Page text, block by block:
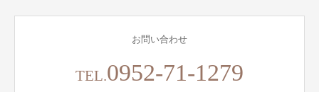
お問い合わせ
TEL.0952-71-1279